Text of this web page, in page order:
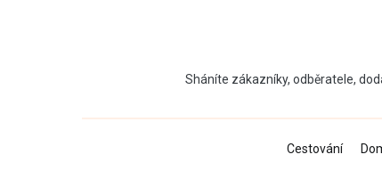
Sháníte zákazníky, odběratele,
Cestování